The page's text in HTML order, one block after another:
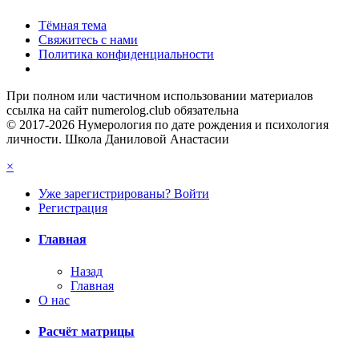
Тёмная тема
Свяжитесь с нами
Политика конфиденциальности
При полном или частичном использовании материалов
ссылка на сайт numerolog.club обязательна
© 2017-2026 Нумерология по дате рождения и психология
личности. Школа Даниловой Анастасии
×
Уже зарегистрированы? Войти
Регистрация
Главная
Назад
Главная
О нас
Расчёт матрицы